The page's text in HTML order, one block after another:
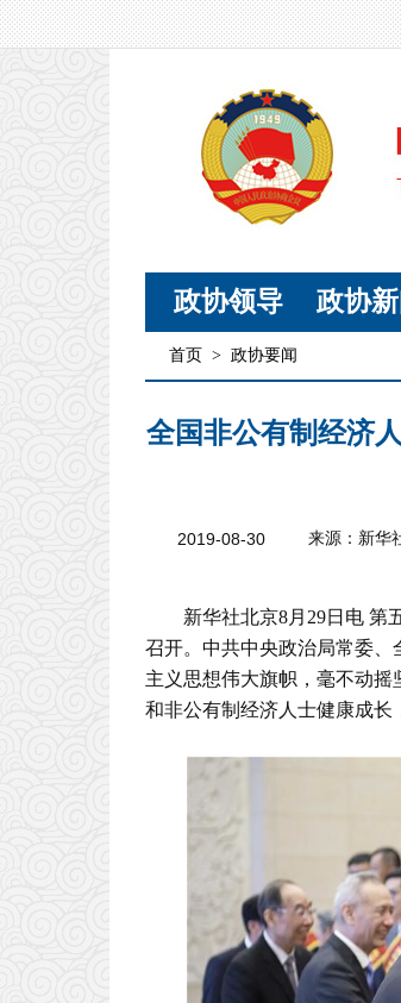
政协领导 政协
首页 > 政协要闻
全国非公有制经济
2019-08-30 来源：新华
新华社北京8月29日电 第
召开。中共中央政治局常委
主义思想伟大旗帜，毫不动
和非公有制经济人士健康成长